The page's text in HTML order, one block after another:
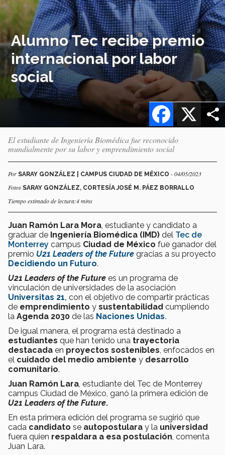
Alumno Tec recibe premio
internacional por labor
social
X
Facebook
El estudiante de Ingeniería Biomédica fue reconocido
mundialmente por su labor y emprendimiento social
Por SARAY GONZÁLEZ | CAMPUS CIUDAD DE MÉXICO - 04/05/2023
Fotos SARAY GONZÁLEZ, CORTESÍA JOSÉ M. PÁEZ BORRALLO
Tiempo estimado de lectura:4 mins
Juan Ramón Lara Mora , estudiante y candidato a
graduar de Ingeniería Biomédica (IMD) del Tec de
Monterrey campus Ciudad de México fue ganador del
premio U21 Leaders of the Future gracias a su proyecto
Decidiendo un Futuro.
U21 Leaders of the Future es un programa de
vinculación de universidades de la asociación
Universitas 21, con el objetivo de compartir prácticas
de emprendimiento y sustentabilidad cumpliendo
la Agenda 2030 de las Naciones Unidas.
De igual manera, el programa está destinado a
estudiantes que han tenido una trayectoria
destacada en proyectos sostenibles , enfocados en
el cuidado del medio ambiente y desarrollo
comunitario.
Juan Ramón Lara , estudiante del Tec de Monterrey
campus Ciudad de México, ganó la primera edición de
U21 Leaders of the Future.
En esta primera edición del programa se sugirió que
cada candidato se autopostulara y la universidad
fuera quien respaldara a esa postulación , comenta
Juan Lara.